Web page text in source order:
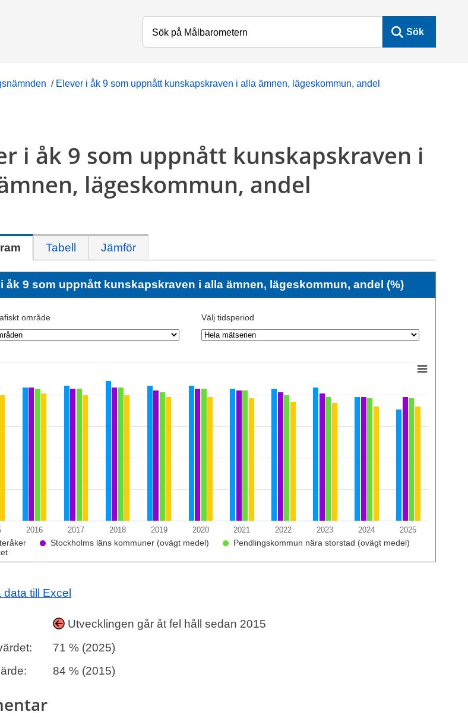
Sök
/ Elever i åk 9 som uppnått kunskapskraven i alla ämnen, lägeskommun, andel
i åk 9 som uppnått kunskapskraven i
lägeskommun, andel
Tabell Jämför
åk 9 som uppnått kunskapskraven i alla ämnen, lägeskommun, andel (%)
område Välj tidsperiod
Stockholms läns kommuner (ovägt medel)
Pendlingskommun nära storstad (ovägt medel)
2016 2017 2018 2019 2020 2021 2022 2023 2024 2025
data till Excel
Utvecklingen går åt fel håll sedan 2015
71 % (2025)
84 % (2015)